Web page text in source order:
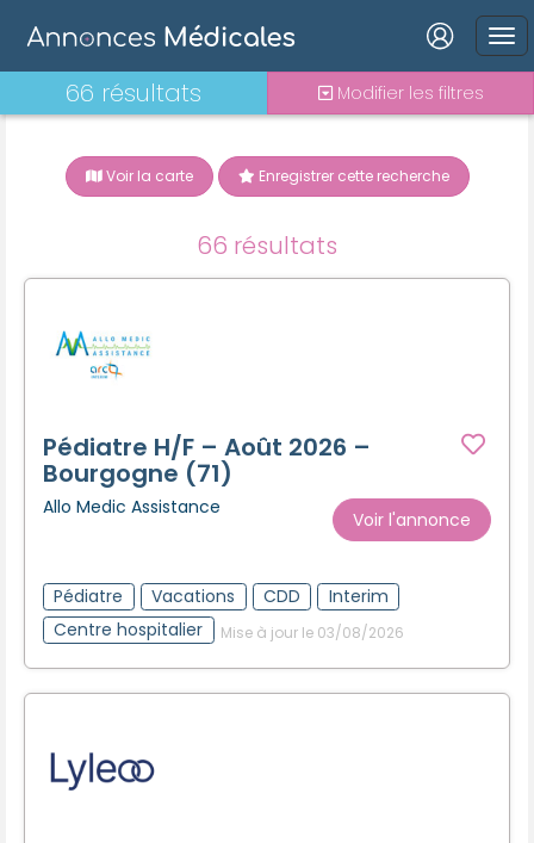
Connexion
Connexion
Se connecter avec LinkedIn
Inscrivez-vous en un clic !
66 résultats Modifier les filtres
Voir la carte Enregistrer cette recherche
66 résultats
Pédiatre H/F – Août 2026 –
Bourgogne (71)
Allo Medic Assistance
Voir l'annonce
Pédiatre Vacations CDD
Interim
Centre hospitalier
Mise à jour le 03/08/2026